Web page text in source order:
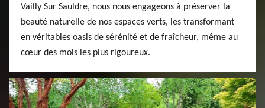
Vailly Sur Sauldre, nous nous engageons à préserver la
beauté naturelle de nos espaces verts, les transformant
en véritables oasis de sérénité et de fraîcheur, même au
cœur des mois les plus rigoureux.